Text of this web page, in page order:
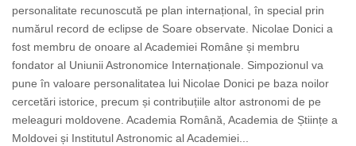
personalitate recunoscută pe plan internațional, în special prin
numărul record de eclipse de Soare observate. Nicolae Donici a
fost membru de onoare al Academiei Române și membru
fondator al Uniunii Astronomice Internaționale. Simpozionul va
pune în valoare personalitatea lui Nicolae Donici pe baza noilor
cercetări istorice, precum și contribuțiile altor astronomi de pe
meleaguri moldovene. Academia Română, Academia de Științe a
Moldovei și Institutul Astronomic al Academiei...